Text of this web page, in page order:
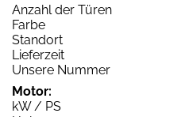
Anzahl der Türen
Farbe
Standort
Lieferzeit
Unsere Nummer
Motor:
kW / PS